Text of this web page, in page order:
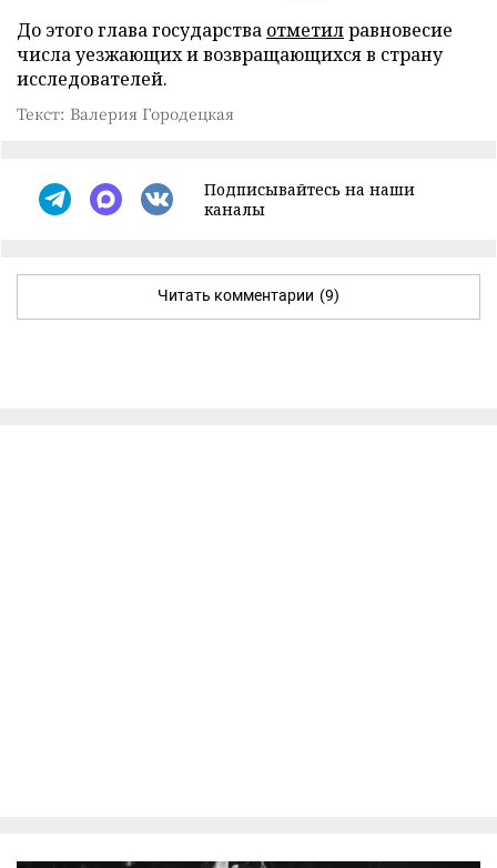
До этого глава государства отметилравновесие
числа уезжающих и возвращающихся в страну
исследователей.
Текст: Валерия Городецкая
Подписывайтесь на наши
каналы
Читать комментарии (9)